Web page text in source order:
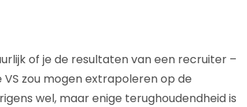
of je de resultaten van een recruiter –
zou mogen extrapoleren op de
wel, maar enige terughoudendheid is